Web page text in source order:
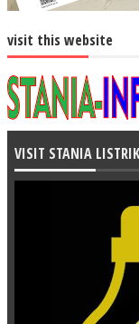
visit this website
VISIT STANIA LISTRIK